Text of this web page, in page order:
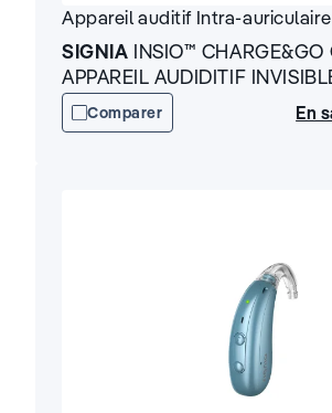
Appareil auditif Intra-auriculaire
SIGNIA INSIO™ CHARGE&GO
APPAREIL AUDIDITIF
Comparer En